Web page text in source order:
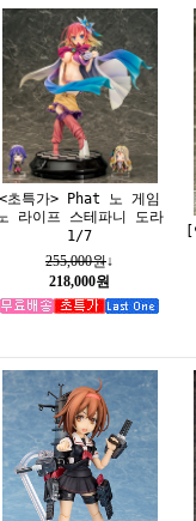
<초특가> Phat 노 게임
라이프 스테파니 도라
1/7
255,000원↓
218,000원